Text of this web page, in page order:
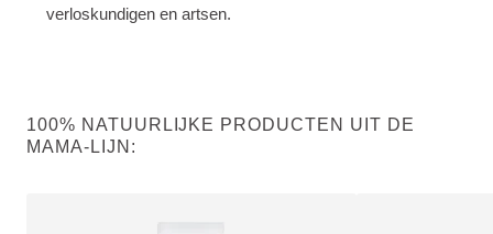
verloskundigen en artsen.
100% NATUURLIJKE PRODUCTEN UIT DE
MAMA-LIJN: